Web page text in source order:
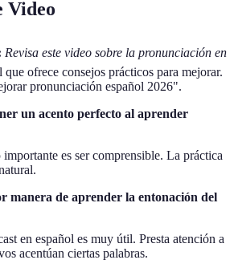
Video
Revisa este video sobre la pronunciación en
que ofrece consejos prácticos para mejorar.
pronunciación español 2026".
un acento perfecto al aprender
es ser comprensible. La práctica
manera de aprender la entonación del
en español es muy útil. Presta atención a
acentúan ciertas palabras.